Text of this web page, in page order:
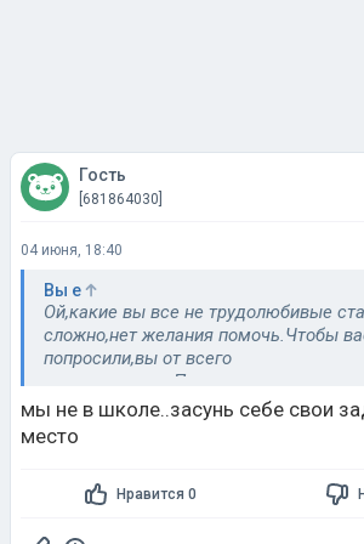
Гость
[681864030]
04 июня, 18:40
Вы е
Ой,какие вы все не трудолюбивые
сложно,нет желания помочь.Чтобы
попросили,вы от всего
отказываетесь.Подумаешь,попросили
даче,или мужа проконтроливать
матери,так какая неразрешимая
и таких вот детей имеете,н сего с них
боитесь,как вам все
мы не в школе..засунь себе свои
место
Нравится 0